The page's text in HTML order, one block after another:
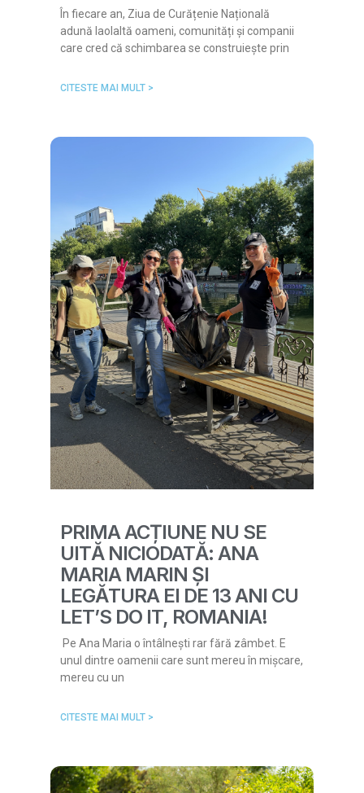
În fiecare an, Ziua de Curățenie Națională
adună laolaltă oameni, comunități și companii
care cred că schimbarea se construiește prin
CITESTE MAI MULT >
PRIMA ACȚIUNE NU SE
UITĂ NICIODATĂ: ANA
MARIA MARIN ȘI
LEGĂTURA EI DE 13 ANI CU
LET’S DO IT, ROMANIA!
Pe Ana Maria o întâlnești rar fără zâmbet. E
unul dintre oamenii care sunt mereu în mișcare,
mereu cu un
CITESTE MAI MULT >